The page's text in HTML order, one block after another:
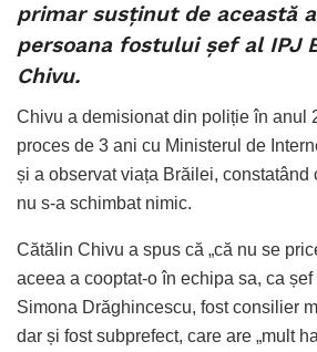
primar susținut de această
persoana fostului șef al IPJ
Chivu.
Chivu a demisionat din poliție în anul
proces de 3 ani cu Ministerul de
și a observat viața Brăilei, constatând
nu s-a schimbat nimic.
Cătălin Chivu a spus că „că nu se
aceea a cooptat-o în echipa sa, ca
Simona Drăghincescu, fost consilier
dar și fost subprefect, care are „mult